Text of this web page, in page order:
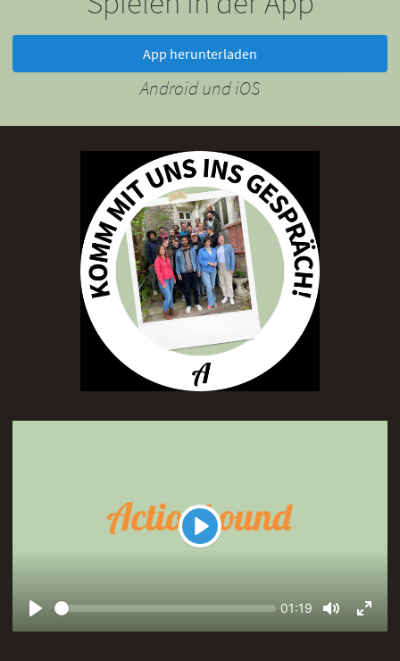
App herunterladen
Android und iOS
Play
Seek
Current
01:19
Mute